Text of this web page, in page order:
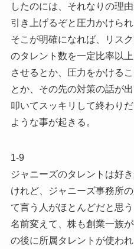
したのには、それなりの理
引き上げるぞと圧力かけられ
そこが明確になれば、リス
のタレント数を一定比率以
させるとか、圧力をかける
とか、その先の対策の話が出
叩いてスッキリして終わり
ような事が起きる。
1-9
ジャニーズのタレントは好
けれど、ジャニーズ事務所
て言う人がほとんどだと思う
名前変えて、株も創業一族
の後に所属タレントが使わ